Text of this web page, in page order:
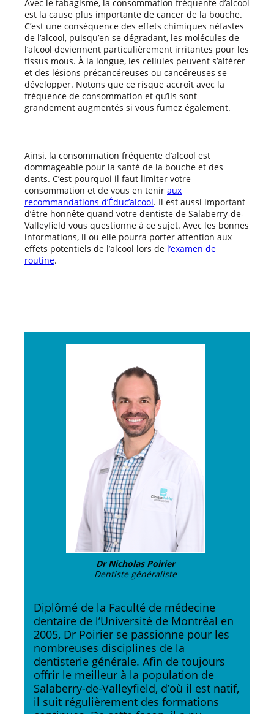
Avec le tabagisme, la consommation fréquente d’alcool
est la cause plus importante de cancer de la bouche.
C’est une conséquence des effets chimiques néfastes
de l’alcool, puisqu’en se dégradant, les molécules de
l’alcool deviennent particulièrement irritantes pour les
tissus mous. À la longue, les cellules peuvent s’altérer
et des lésions précancéreuses ou cancéreuses se
développer. Notons que ce risque accroît avec la
fréquence de consommation et qu’ils sont
grandement augmentés si vous fumez également.
Ainsi, la consommation fréquente d’alcool est
dommageable pour la santé de la bouche et des
dents. C’est pourquoi il faut limiter votre
consommation et de vous en tenir aux
recommandations d’Éduc’alcool. Il est aussi important
d’être honnête quand votre dentiste de Salaberry-de-
Valleyfield vous questionne à ce sujet. Avec les bonnes
informations, il ou elle pourra porter attention aux
effets potentiels de l’alcool lors de l’examen de
routine.
Dr Nicholas Poirier
Dentiste généraliste
Diplômé de la Faculté de médecine
dentaire de l’Université de Montréal en
2005, Dr Poirier se passionne pour les
nombreuses disciplines de la
dentisterie générale. Afin de toujours
offrir le meilleur à la population de
Salaberry-de-Valleyfield, d’où il est natif,
il suit régulièrement des formations